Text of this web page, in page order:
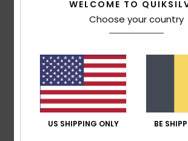
Note moyenne
5.0
basé sur2 avis vérifiés
50% de nos clients
Confort
Rapport
WELCOME TO
Choose your country
US SHIPPING ONLY BE